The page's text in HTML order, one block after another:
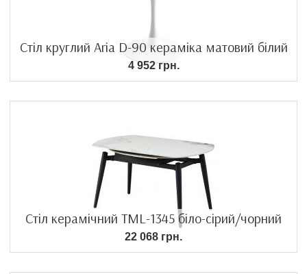
Стіл круглий Aria D-90 кераміка матовий білий
4 952 грн.
Стіл керамічний TML-1345 біло-сірий/чорний
22 068 грн.